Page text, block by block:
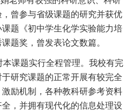
曾参与省级课题的研究并获优
题《初中学生化学实验能力培
题奖，曾发表论文数篇。
课题实行全程管理。我校有完
研究课题的正常开展有较完全
励机制，各种教科研参考资料
，并拥有现代化的信息处理设